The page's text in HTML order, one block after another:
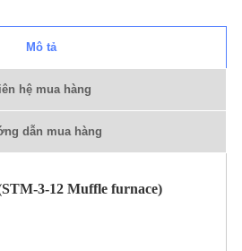
Mô tả
hệ mua hàng
dẫn mua hàng
3-12 Muffle furnace)